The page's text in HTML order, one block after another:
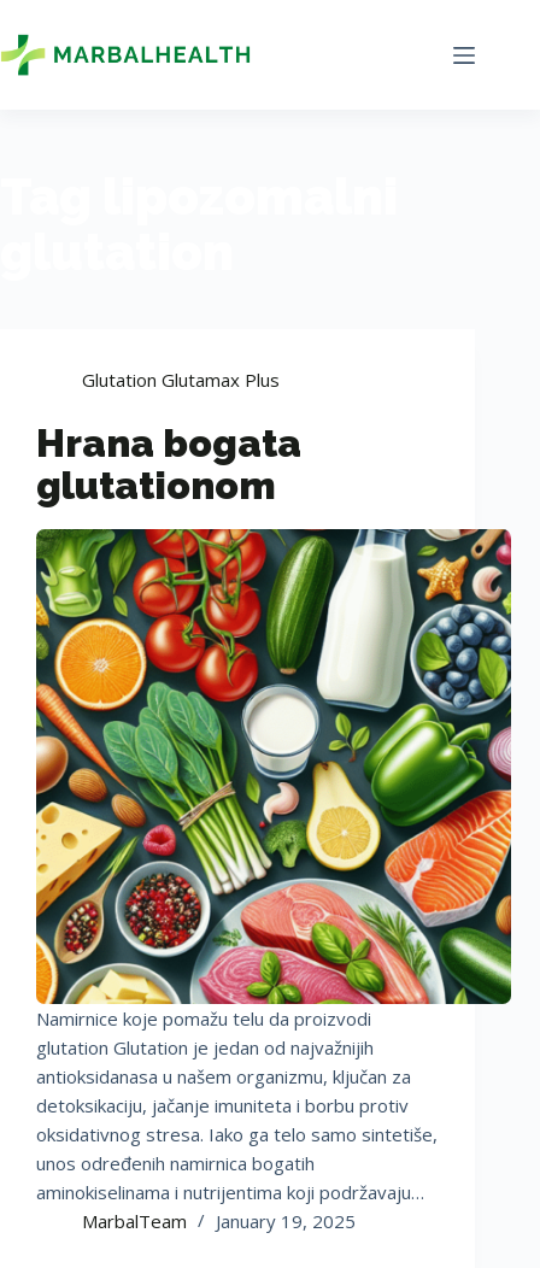
Glutation Glutamax Plus
Hrana bogata
glutationom
Namirnice koje pomažu telu da proizvodi
glutation Glutation je jedan od najvažnijih
antioksidanasa u našem organizmu, ključan za
detoksikaciju, jačanje imuniteta i borbu protiv
oksidativnog stresa. Iako ga telo samo sintetiše,
unos određenih namirnica bogatih
aminokiselinama i nutrijentima koji podržavaju…
MarbalTeam
January 19, 2025